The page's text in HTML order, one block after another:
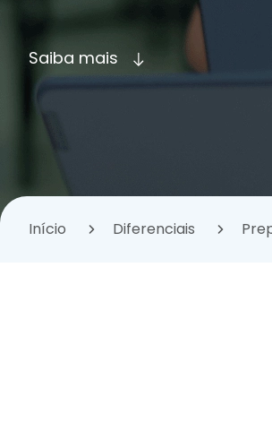
Saiba mais
Início Diferenciais